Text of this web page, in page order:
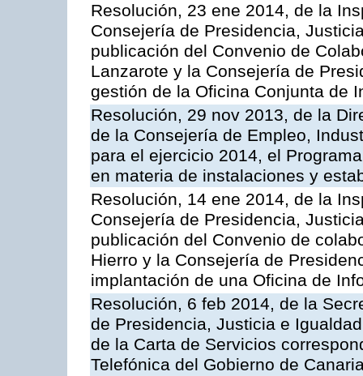
Resolución, 23 ene 2014, de la
Consejería de Presidencia,
publicación del Convenio de
Lanzarote y la Consejería de
gestión de la Oficina Conjunta de
Resolución, 29 nov 2013, de la
de la Consejería de Empleo,
para el ejercicio 2014, el
en materia de instalaciones y
Resolución, 14 ene 2014, de la
Consejería de Presidencia,
publicación del Convenio de
Hierro y la Consejería de
implantación de una Oficina de
Resolución, 6 feb 2014, de la
de Presidencia, Justicia e
de la Carta de Servicios
Telefónica del Gobierno de